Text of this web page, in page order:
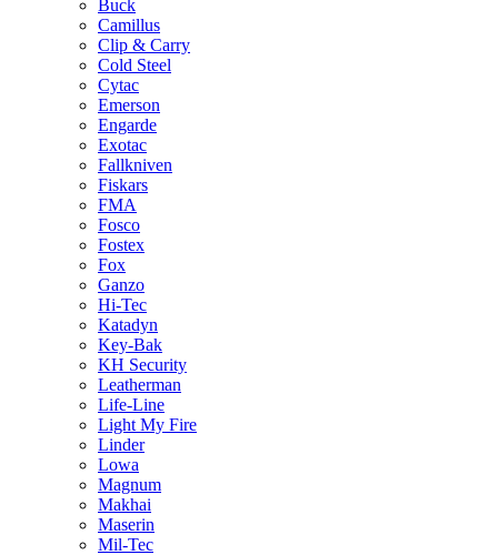
Buck
Camillus
Clip & Carry
Cold Steel
Cytac
Emerson
Engarde
Exotac
Fallkniven
Fiskars
FMA
Fosco
Fostex
Fox
Ganzo
Hi-Tec
Katadyn
Key-Bak
KH Security
Leatherman
Life-Line
Light My Fire
Linder
Lowa
Magnum
Makhai
Maserin
Mil-Tec